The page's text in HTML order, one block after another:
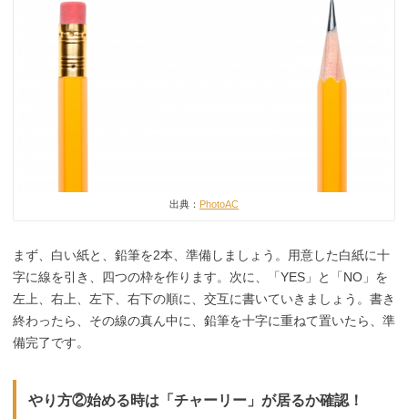
出典： PhotoAC
まず、白い紙と、鉛筆を2本、準備しましょう。用意した白紙に十
字に線を引き、四つの枠を作ります。次に、「YES」と「NO」を
左上、右上、左下、右下の順に、交互に書いていきましょう。書き
終わったら、その線の真ん中に、鉛筆を十字に重ねて置いたら、準
備完了です。
やり方②始める時は「チャーリー」が居るか確認！